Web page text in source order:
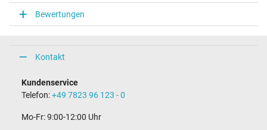
rund / –
Steckerlänge (mm)
11,0 mm
5,5 mm / 2,5 mm
Länge Anschlusskabel (m) (ca.)
1.75 m
Maße
Bewertungen
Kontakt
Kundenservice
Telefon:+49 7823 96 123 - 0
Mo-Fr: 9:00-12:00 Uhr